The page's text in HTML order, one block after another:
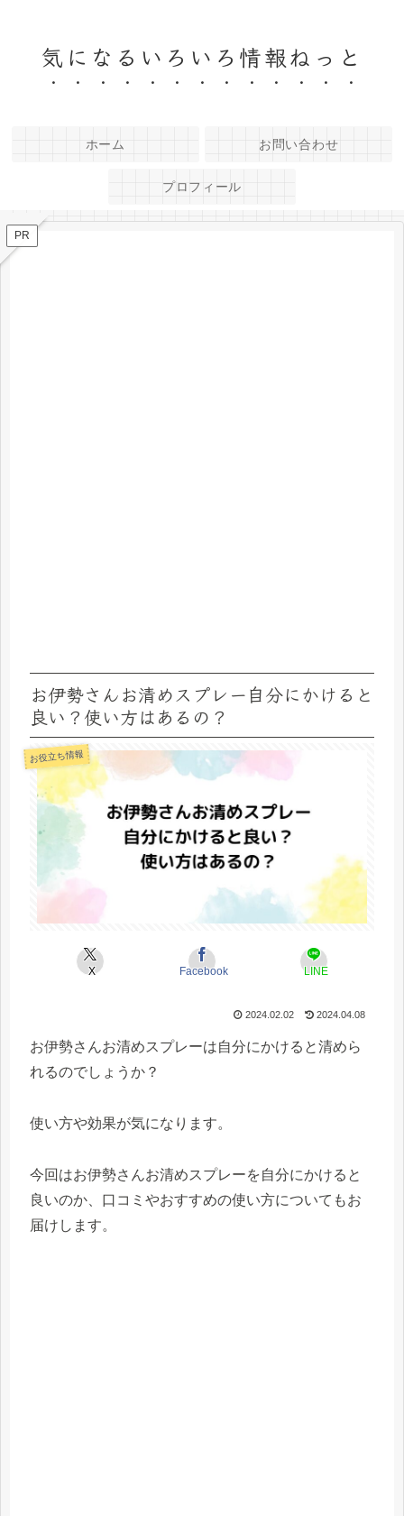
気になるいろいろ情報ねっと
ホーム お問い合わせ
プロフィール
PR
お伊勢さんお清めスプレー自分にかけると
良い？使い方はあるの？
お役立ち情報
X Facebook LINE
2024.02.02 2024.04.08
お伊勢さんお清めスプレーは自分にかけると清めら
れるのでしょうか？
使い方や効果が気になります。
今回はお伊勢さんお清めスプレーを自分にかけると
良いのか、口コミやおすすめの使い方についてもお
届けします。